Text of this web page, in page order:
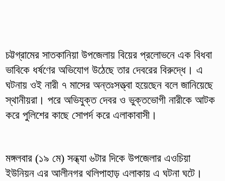
চট্টগ্রামের সাতকানিয়া উপজেলায় বিয়ের প্রলোভনে এক বিধবা
ভাবিকে ধর্ষণের অভিযোগ উঠেছে তার দেবরের বিরুদ্ধে। এ
ঘটনায় ওই নারী ৭ মাসের অন্তঃসত্ত্বা হয়েছেন বলে জানিয়েছে
স্থানীয়রা। পরে অভিযুক্ত দেবর ও ভুক্তভোগী নারীকে আটক
করে পুলিশের কাছে সোপর্দ করে এলাকাবাসী।
মঙ্গলবার (১৯ মে) সন্ধ্যা ৬টার দিকে উপজেলার এওচিয়া
ইউনিয়ন এর আলীনগর থলিপাহাড় এলাকায় এ ঘটনা ঘটে।